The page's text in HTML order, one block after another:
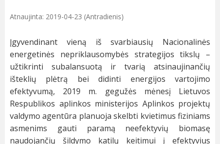
Atnaujinta: 2019-04-23 (Antradienis)
Įgyvendinant vieną iš svarbiausių Nacionalinės
energetinės nepriklausomybės strategijos tikslų –
užtikrinti subalansuotą ir tvarią atsinaujinančių
išteklių plėtrą bei didinti energijos vartojimo
efektyvumą, 2019 m. gegužės mėnesį Lietuvos
Respublikos aplinkos ministerijos Aplinkos projektų
valdymo agentūra planuoja skelbti kvietimus fiziniams
asmenims gauti paramą neefektyvių biomasę
naudojančių šildymo katilų keitimui į efektyvius